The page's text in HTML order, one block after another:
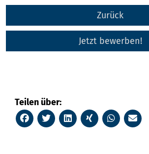
Zurück
Jetzt bewerben!
Teilen über: